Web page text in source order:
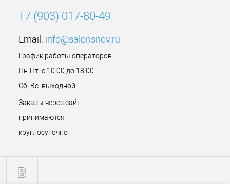
+7 (903) 017-80-49
Email: info@salonsnov.ru
График работы операторов
Пн-Пт: с 10:00 до 18:00
Сб, Вс: выходной
Заказы через сайт
принимаются
круглосуточно